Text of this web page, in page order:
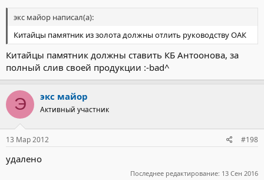
экс майор написал(а):
Китайцы памятник из золота должны отлить руководству ОАК
Китайцы памятник должны ставить КБ Антоонова, за
полный слив своей продукции :-bad^
Э экс майор
Активный участник
13 Мар 2012 #198
удалено
Последнее редактирование: 13 Сен 2016